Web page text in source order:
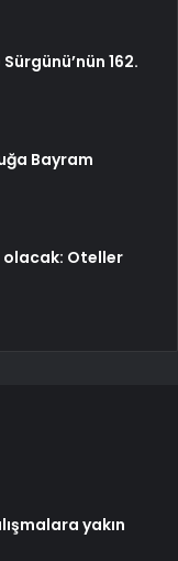
Sürgünü’nün 162.
Bayram
olacak: Oteller
yakın